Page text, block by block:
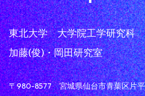
東北大学 大学院工学研究科
加藤(俊)・岡田研究室
〒980-8577 宮城県仙台市青葉区片平